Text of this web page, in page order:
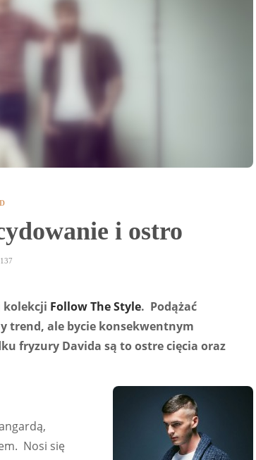
i ostro
kolekcji Follow The Style. Podążać
trend, ale bycie konsekwentnym
fryzury Davida są to ostre cięcia oraz
Nosi się